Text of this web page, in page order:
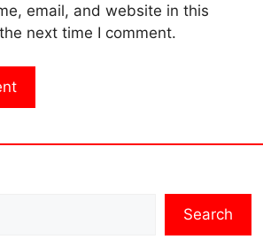
email, and website in this
next time I comment.
Search